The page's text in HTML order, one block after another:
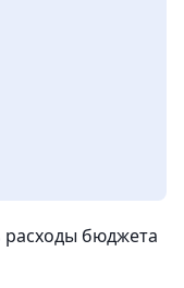
бюджета